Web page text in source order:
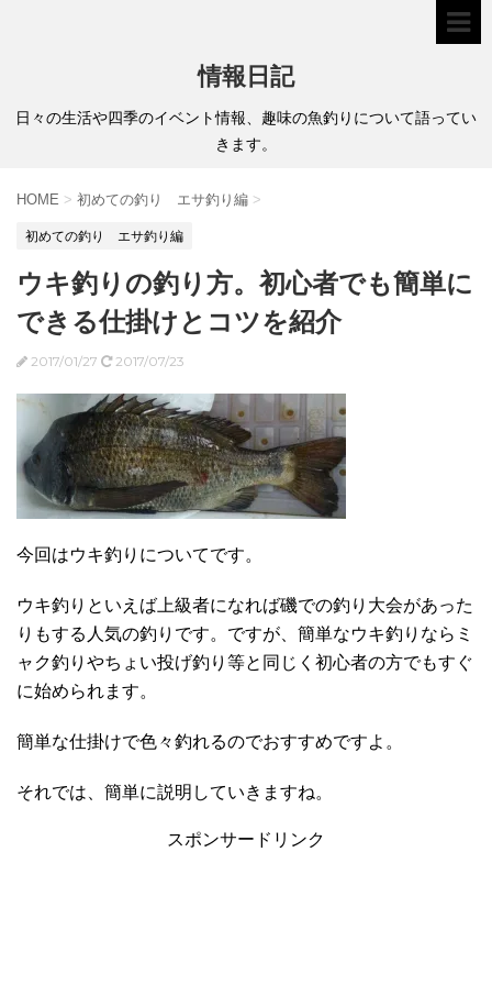
情報日記
日々の生活や四季のイベント情報、趣味の魚釣りについて語ってい
きます。
HOME > 初めての釣り エサ釣り編 >
初めての釣り エサ釣り編
ウキ釣りの釣り方。初心者でも簡単に
できる仕掛けとコツを紹介
2017/01/27 2017/07/23
今回はウキ釣りについてです。
ウキ釣りといえば上級者になれば磯での釣り大会があった
りもする人気の釣りです。ですが、簡単なウキ釣りならミ
ャク釣りやちょい投げ釣り等と同じく初心者の方でもすぐ
に始められます。
簡単な仕掛けで色々釣れるのでおすすめですよ。
それでは、簡単に説明していきますね。
スポンサードリンク